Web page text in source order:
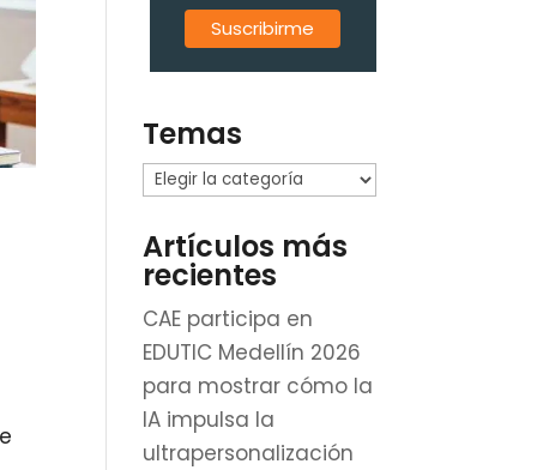
Temas
Temas
Artículos más
recientes
CAE participa en
EDUTIC Medellín 2026
para mostrar cómo la
IA impulsa la
ultrapersonalización